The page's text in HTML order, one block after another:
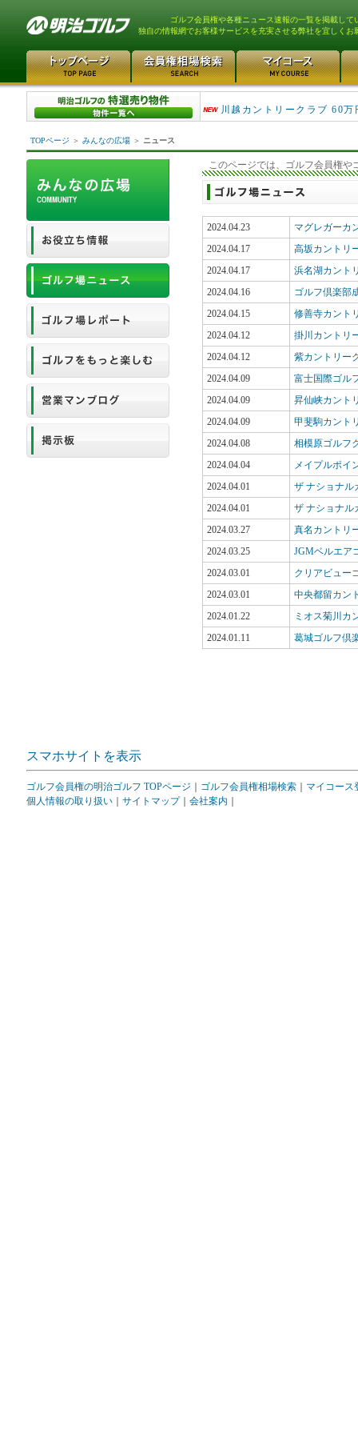
ゴルフ会員権や各種ニュース速報の一覧を掲載して
独自の情報網でお客様サービスを充実させる弊社を宜しくお
津久井湖ゴルフ倶楽部 80万
川越カントリークラブ 60万
TOPページ ＞ みんなの広場 ＞ ニュース
このページでは、ゴルフ会員権や
2024.04.23
マグレガーカ
2024.04.17
高坂カントリ
2024.04.17
浜名湖カント
2024.04.16
ゴルフ倶楽部
2024.04.15
修善寺カント
2024.04.12
掛川カントリ
2024.04.12
紫カントリー
2024.04.09
富士国際ゴル
2024.04.09
昇仙峡カント
2024.04.09
甲斐駒カント
2024.04.08
相模原ゴルフ
2024.04.04
メイプルポイ
2024.04.01
ザ ナショナル
2024.04.01
ザ ナショナル
2024.03.27
真名カントリ
2024.03.25
JGMベルエア
2024.03.01
クリアビュー
2024.03.01
中央都留カン
2024.01.22
ミオス菊川カ
2024.01.11
葛城ゴルフ倶
スマホサイトを表示
ゴルフ会員権の明治ゴルフ TOPページ ゴルフ会員権相場検索
マイコース
個人情報の取り扱い
サイトマップ｜ 会社案内